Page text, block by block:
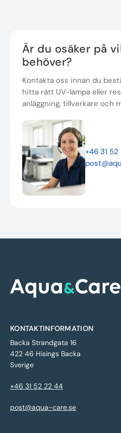
Är du osäker på
behöver?
Kontakta oss innan du
hitta rätt UV-lampa eller
anläggning, tillverkare och
+46 31
KONTAKTINFORMATION
Backa Strandgata 16
422 46 Hisings Backa
Sverige
+46 31 52 22 44
post@aqua-care.se